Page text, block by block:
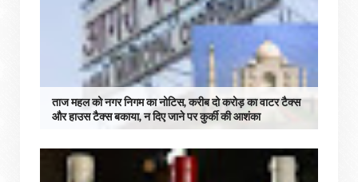
ताज महल को नगर निगम का नोटिस, करीब दो करोड़ का वाटर टैक्स
और हाउस टैक्स बकाया, न दिए जाने पर कुर्की की आशंका